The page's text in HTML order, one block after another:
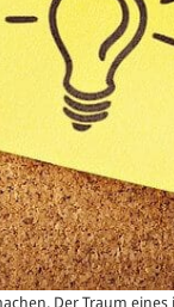
Der Traum